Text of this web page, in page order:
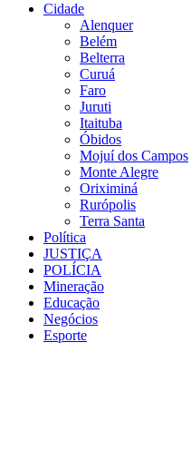
Cidade
Alenquer
Belém
Belterra
Curuá
Faro
Juruti
Itaituba
Óbidos
Mojuí dos Campos
Monte Alegre
Oriximiná
Rurópolis
Terra Santa
Política
JUSTIÇA
POLÍCIA
Mineração
Educação
Negócios
Esporte